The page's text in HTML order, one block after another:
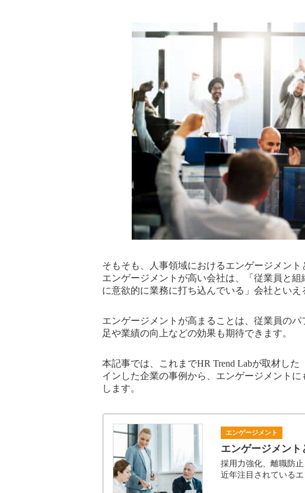
そもそも、人事領域におけるエンゲージメン
エンゲージメントが高い会社は、「従業員と
に意欲的に業務に打ち込んでいる」会社といえ
エンゲージメントが高まることは、従業員の
足や業績の向上などの効果も期待できます。
本記事では、これまでHR Trend Labが取材した
インした企業の事例から、エンゲージメント
します。
エンゲージメント
エンゲージメン
採用力強化、離職防
近年注目されている